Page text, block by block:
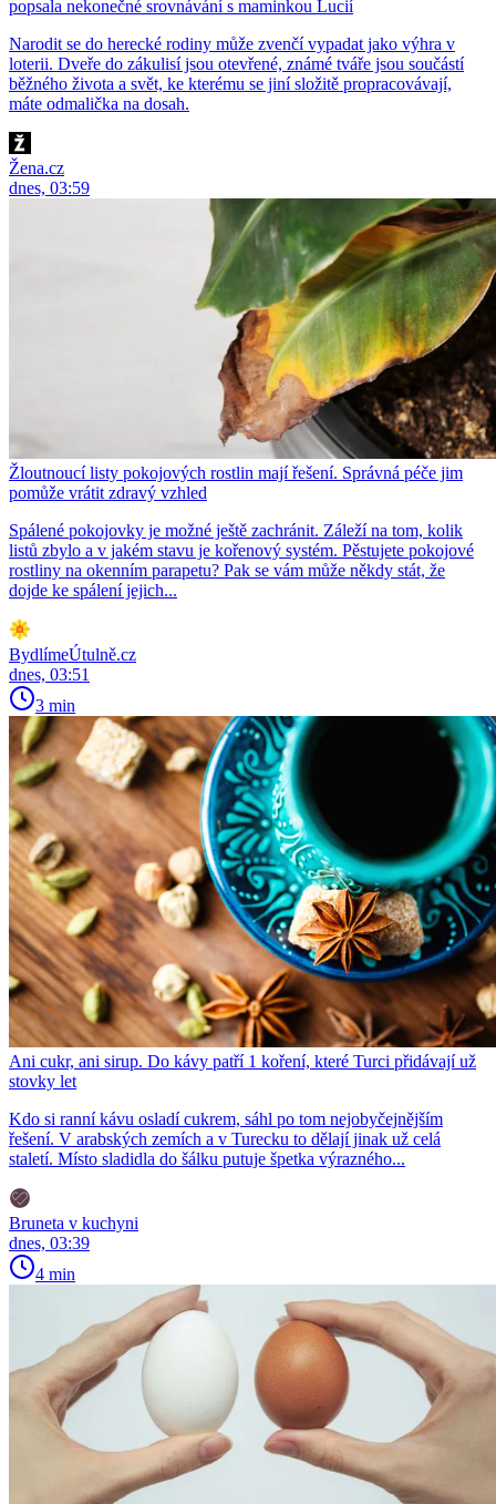
popsala nekonečné srovnávání s maminkou Lucií
Narodit se do herecké rodiny může zvenčí vypadat jako výhra v
loterii. Dveře do zákulisí jsou otevřené, známé tváře jsou součástí
běžného života a svět, ke kterému se jiní složitě propracovávají,
máte odmalička na dosah.
Žena.cz
dnes, 03:59
Žloutnoucí listy pokojových rostlin mají řešení. Správná péče jim
pomůže vrátit zdravý vzhled
Spálené pokojovky je možné ještě zachránit. Záleží na tom, kolik
listů zbylo a v jakém stavu je kořenový systém. Pěstujete pokojové
rostliny na okenním parapetu? Pak se vám může někdy stát, že
dojde ke spálení jejich...
BydlímeÚtulně.cz
dnes, 03:51
3 min
Ani cukr, ani sirup. Do kávy patří 1 koření, které Turci přidávají už
stovky let
Kdo si ranní kávu osladí cukrem, sáhl po tom nejobyčejnějším
řešení. V arabských zemích a v Turecku to dělají jinak už celá
staletí. Místo sladidla do šálku putuje špetka výrazného...
Bruneta v kuchyni
dnes, 03:39
4 min